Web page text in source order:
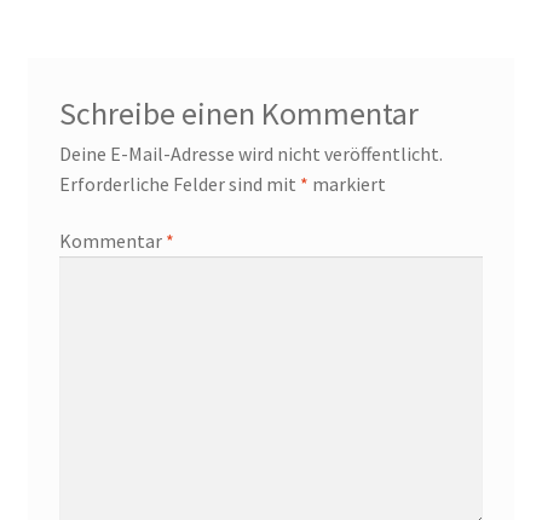
Schreibe einen Kommentar
Deine E-Mail-Adresse wird nicht veröffentlicht.
Erforderliche Felder sind mit * markiert
Kommentar *